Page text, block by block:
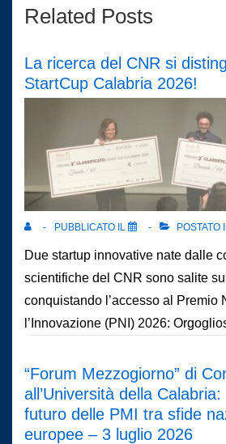
Related Posts
La ricerca del CNR si
StartCup Calabria 2026!
PUBBLICATO IL POSTATO
Due startup innovative nate dalle
scientifiche del CNR sono salite
conquistando l’accesso al Premio
l’Innovazione (PNI) 2026:
“Forum Mezzogiorno” di
all’Università della Calabria:
futuro delle PMI tra sfide
europee – 3 luglio 2026